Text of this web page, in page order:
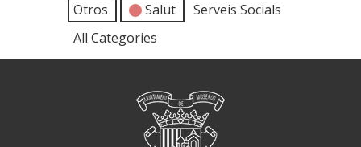
Otros
Salut
Serveis Socials
All Categories